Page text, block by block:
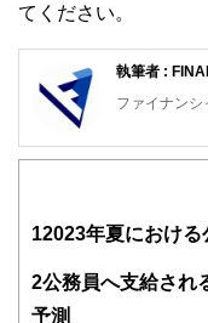
てください。
執筆者 :
ファイナンシ
知識がない
得者を中心
験者で構成
1 2023年夏におけ
2公務員へ支給され
予測